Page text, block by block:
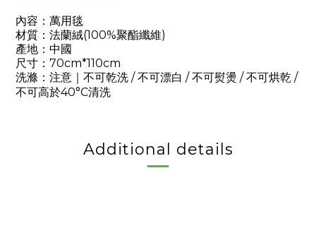
內容：萬用毯
材質：法蘭絨(100%聚酯纖維)
產地：中國
尺寸：70cm*110cm
洗滌：注意｜不可乾洗 / 不可漂白 / 不可熨燙 / 不可烘乾 /
不可高於40°C清洗
Additional details